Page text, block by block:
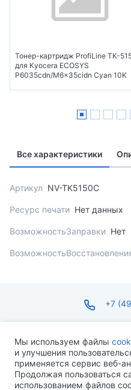
Тонер-картридж ProfiLine TK-
для Kyocera ECOSYS
P6035cdn/M6x35cidn Cyan 10K
Все характеристики
Артикул NV-TK5150C
Ресурс печати Нет данных
ВозможностьЗаправки Нет
+7
ПН-ПТ С 09:00 ДО
Мы используем файлы
и улучшения
применяется сервис веб-
Продолжая пользоваться
использованием файлов